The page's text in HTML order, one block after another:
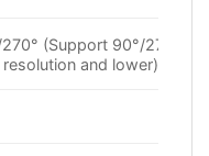
(Support 90°/270°
and lower)